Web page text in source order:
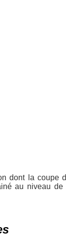
dont la coupe
au niveau